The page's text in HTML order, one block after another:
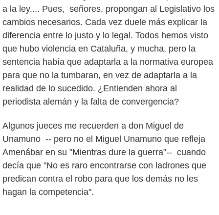
a la ley.... Pues, señores, propongan al Legislativo los
cambios necesarios. Cada vez duele más explicar la
diferencia entre lo justo y lo legal. Todos hemos visto
que hubo violencia en Cataluña, y mucha, pero la
sentencia había que adaptarla a la normativa europea
para que no la tumbaran, en vez de adaptarla a la
realidad de lo sucedido. ¿Entienden ahora al
periodista alemán y la falta de convergencia?
Algunos jueces me recuerden a don Miguel de
Unamuno -- pero no el Miguel Unamuno que refleja
Amenábar en su "Mientras dure la guerra"-- cuando
decía que "No es raro encontrarse con ladrones que
predican contra el robo para que los demás no les
hagan la competencia".